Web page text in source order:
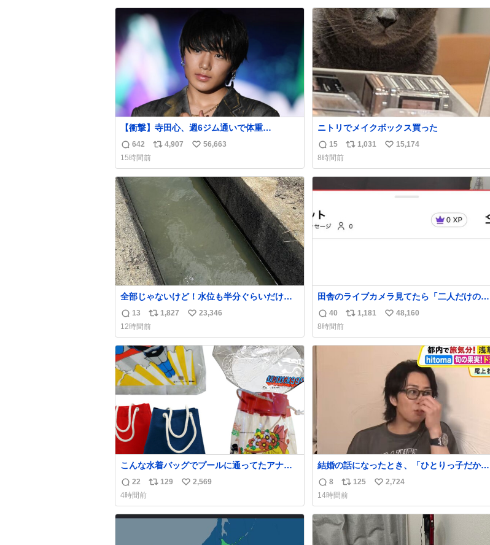
数
ス
ト
ね
数
数
ス
ト
数
ね
数
【衝撃】寺田心、週6ジム通いで体重
62kg→82kgに 110kgのベンチプレス持ち上
げる姿披露
news.livedoor.com/article/detail… 元々自重
のみだったが、更に筋肉を大きくするためジ
ム通いを開始。筋肉増量のためおにぎり10
個、ゼリー飲料3～4本、パスタと毎日4千kcal
オーバーの食事を摂取し、増量したという。
返
信
数
642
リ
ス
4,907
い
ね
数
56,663
15時間前
ニトリでメイクボックス買った
返
信
数
15
リ
ス
ト
1,031
い
ね
数
15,174
8時間前
全部じゃないけど！水位も半分ぐらいだけ
ど！水が来はじめたよ！！！ 作業してくれた
方々ありがとーーー
ー！！！！！！！！！！！！！！！！！！！
！！！！！！！
返
信
数
13
リ
ポ
ス
ト
数
1,827
い
ね
数
23,346
12時間前
田舎のライブカメラ見てたら「二人だけの世
界」を発見した
返
信
数
40
リ
ス
1,181
い
ね
48,160
8時間前
こんな水着バッグでプールに通ってたアナ
タ、完全なる同世代（笑） #70年代 #80年
代 #昭和レトロ
返
信
数
22
リ
ス
129
い
ね
2,569
4時間前
結婚の話になったとき、「ひとりっ子だから
僕が諦めた瞬間に一族が潰える」「死ぬとき1
人とか嫌」だから結婚願望は"ある"って答え
たものの、結局「（結婚は）向いてねぇのか
もしれない」で締める北山くん、きっといろ
いろ考えて言葉を選んで、まるく収めてくれ
たんだなと思った
返
信
数
8
リ
ポ
ス
ト
数
125
い
ね
数
2,724
14時間前